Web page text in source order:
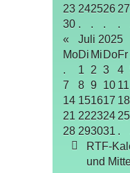
23 242526 27
30 . . . .
«
Juli 2025
MoDi Mi DoFr
.
1 2 3 4
7
8 9 10 11
14 151617 18
21 222324 25
28 293031 .
RTF-
und